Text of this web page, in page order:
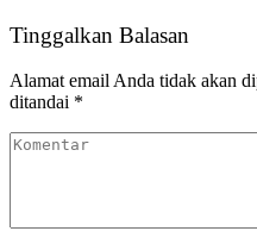
Tinggalkan Balasan
Alamat email Anda tidak akan
ditandai *